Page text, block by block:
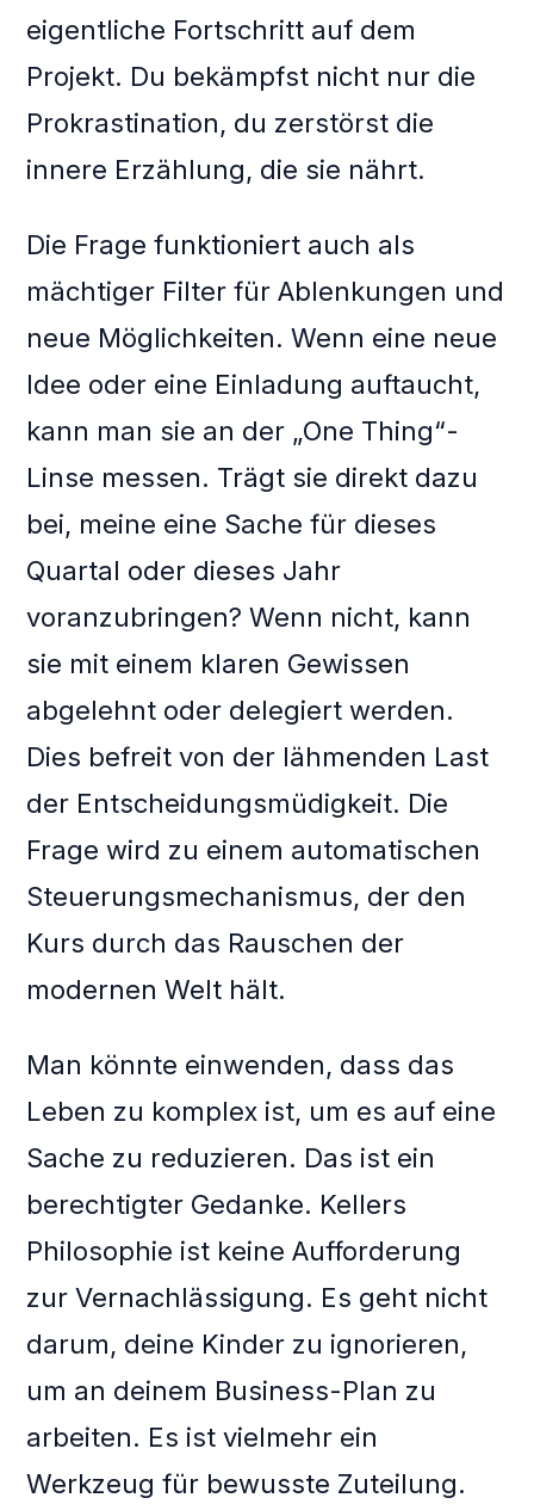
eigentliche Fortschritt auf dem
Projekt. Du bekämpfst nicht nur die
Prokrastination, du zerstörst die
innere Erzählung, die sie nährt.
Die Frage funktioniert auch als
mächtiger Filter für Ablenkungen und
neue Möglichkeiten. Wenn eine neue
Idee oder eine Einladung auftaucht,
kann man sie an der „One Thing“-
Linse messen. Trägt sie direkt dazu
bei, meine eine Sache für dieses
Quartal oder dieses Jahr
voranzubringen? Wenn nicht, kann
sie mit einem klaren Gewissen
abgelehnt oder delegiert werden.
Dies befreit von der lähmenden Last
der Entscheidungsmüdigkeit. Die
Frage wird zu einem automatischen
Steuerungsmechanismus, der den
Kurs durch das Rauschen der
modernen Welt hält.
Man könnte einwenden, dass das
Leben zu komplex ist, um es auf eine
Sache zu reduzieren. Das ist ein
berechtigter Gedanke. Kellers
Philosophie ist keine Aufforderung
zur Vernachlässigung. Es geht nicht
darum, deine Kinder zu ignorieren,
um an deinem Business-Plan zu
arbeiten. Es ist vielmehr ein
Werkzeug für bewusste Zuteilung.